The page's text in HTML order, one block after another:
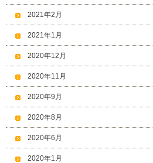
2021年2月
2021年1月
2020年12月
2020年11月
2020年9月
2020年8月
2020年6月
2020年1月